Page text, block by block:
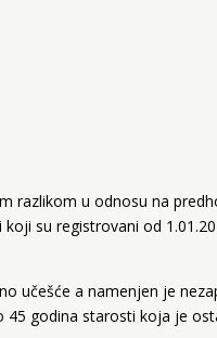
razlikom u odnosu na
su registrovani od
učešće a namenjen je
45 godina starosti koja je